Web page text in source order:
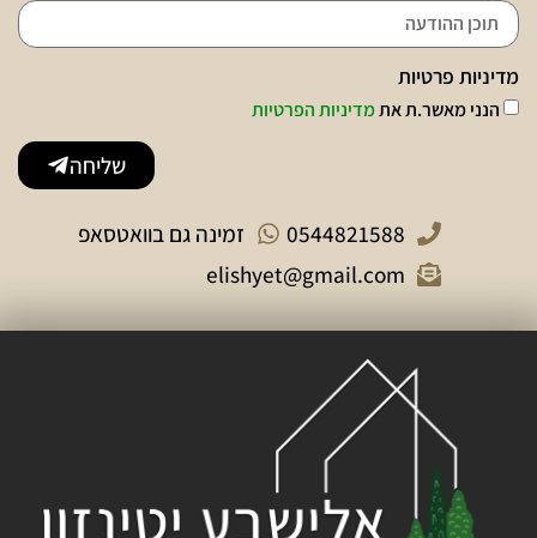
מדיניות פרטיות
הנני מאשר.ת אתמדיניות הפרטיות
שליחה
0544821588
זמינה גם בוואטסאפ
elishyet@gmail.com